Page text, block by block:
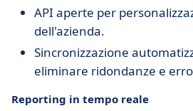
API aperte per
dell'azienda.
Sincronizzazione
eliminare ridondanze e
Reporting in tempo reale